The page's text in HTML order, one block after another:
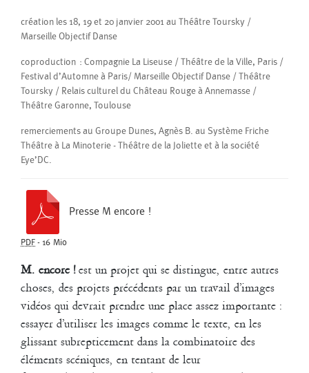
création les 18, 19 et 20 janvier 2001 au Théâtre Toursky /
Marseille Objectif Danse
coproduction : Compagnie La Liseuse / Théâtre de la Ville, Paris /
Festival d’Automne à Paris/ Marseille Objectif Danse / Théâtre
Toursky / Relais culturel du Château Rouge à Annemasse /
Théâtre Garonne, Toulouse
remerciements au Groupe Dunes, Agnès B. au Système Friche
Théâtre à La Minoterie - Théâtre de la Joliette et à la société
Eye’DC.
Presse M encore !
PDF - 16 Mio
M. encore !est un projet qui se distingue, entre autres
choses, des projets précédents par un travail d’images
vidéos qui devrait prendre une place assez importante :
essayer d’utiliser les images comme le texte, en les
glissant subrepticement dans la combinatoire des
éléments scéniques, en tentant de leur
Création pour les danseurs du groupe Coline (session 2008-2010)
Marion Alzieu, Quentin Baguet, Doria Belanger, Laurent Cebe, Aïcha
El Fishawy, Guillaume Guilherme, Lauriane Madelaine, Alice Masson,
Cybille Soulier, Chiara Taviani, Lisa Vilret
Musiques : J.S. Bach (interprétation Glenn Gould), The Rolling
Stones, Bob Dylan, Lou Reed
DDDrinking the rain
pour et avec les danseurs de COLINE (Istres) et de MASLOOL (Tel
Aviv)